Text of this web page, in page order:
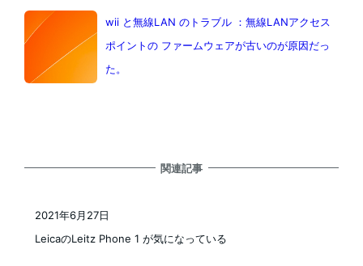
wii と無線LAN のトラブル ：無線LANアクセス
ポイントの ファームウェアが古いのが原因だっ
た。
関連記事
LeicaのLeitz Phone 1 が気になっている
投稿日
2021年6月27日